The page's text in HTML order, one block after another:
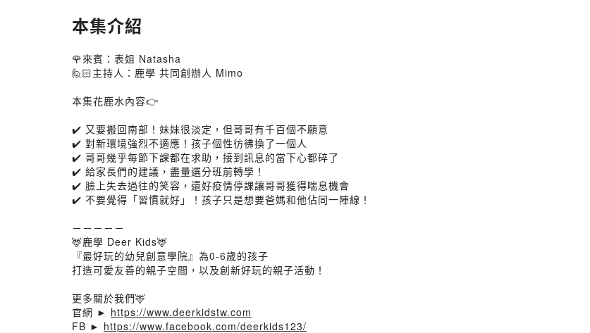
本集介紹
🌹來賓：表姐 Natasha
🙋🏻主持人：鹿學 共同創辦人 Mimo
本集花鹿水內容👉
✔️ 又要搬回南部！妹妹很淡定，但哥哥有千百個不願意
✔️ 對新環境強烈不適應！孩子個性彷彿換了一個人
✔️ 哥哥幾乎每節下課都在求助，接到訊息的當下心都碎了
✔️ 給家長們的建議，盡量選分班前轉學！
✔️ 臉上失去過往的笑容，還好疫情停課讓哥哥獲得喘息機會
✔️ 不要覺得「習慣就好」！孩子只是想要爸媽和他佔同一陣線！
－－－－－
🦌鹿學 Deer Kids🦌
『最好玩的幼兒創意學院』為0-6歲的孩子
打造可愛友善的親子空間，以及創新好玩的親子活動！
更多關於我們🦌
官網 ► https://www.deerkidstw.com
FB ► https://www.facebook.com/deerkids123/